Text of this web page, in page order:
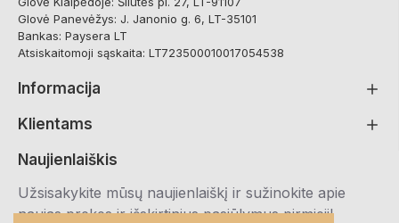
Glovė Panevėžys: J. Janonio g. 6, LT-35101
Bankas: Paysera LT
Atsiskaitomoji sąskaita: LT723500010017054538
Informacija
Klientams
Naujienlaiškis
Užsisakykite mūsų naujienlaiškį ir sužinokite apie
naujas prekes ir išskirtinius pasiūlymus pirmieji!